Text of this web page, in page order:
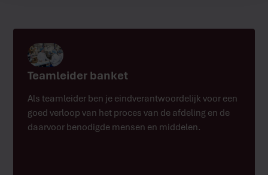
Teamleider banket
Als teamleider ben je eindverantwoordelijk voor een
goed verloop van het proces van de afdeling en de
daarvoor benodigde mensen en middelen.